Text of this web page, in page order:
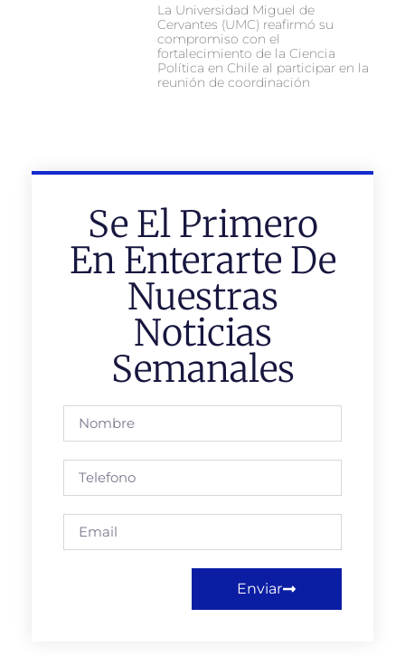
La Universidad Miguel de
Cervantes (UMC) reafirmó su
compromiso con el
fortalecimiento de la Ciencia
Política en Chile al participar en la
reunión de coordinación
Se El Primero
En Enterarte De
Nuestras
Noticias
Semanales
Enviar